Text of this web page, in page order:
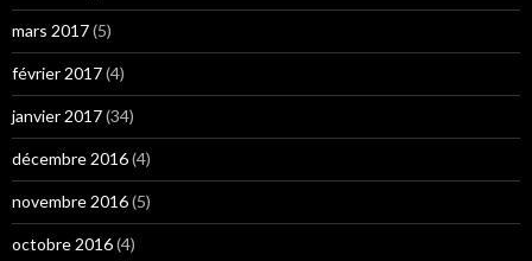
mars 2017(5)
février 2017(4)
janvier 2017(34)
décembre 2016(4)
novembre 2016(5)
octobre 2016(4)